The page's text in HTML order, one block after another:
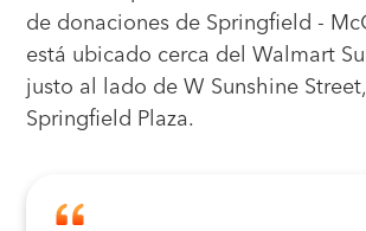
de donaciones de Springfield -
está ubicado cerca del Walmart
justo al lado de W Sunshine
Springfield Plaza.